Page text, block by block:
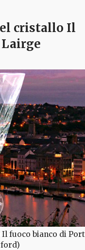
cristallo Il
fuoco bianco di Port